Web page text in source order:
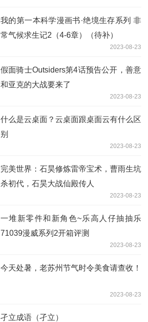
我的第一本科学漫画书·绝境生存系列 非
常气候求生记2（4-6章）（待补）
2023-08-23
假面骑士Outsiders第4话预告公开，善意
和亚克的大战要来了
2023-08-23
什么是云桌面？云桌面跟桌面云有什么区
别
2023-08-23
完美世界：石昊修炼雷帝宝术，曹雨生坑
杀初代，石昊大战仙殿传人
2023-08-23
一堆新零件和新角色~乐高人仔抽抽乐
71039漫威系列2开箱评测
2023-08-23
今天处暑，老苏州节气时令美食请查收！
2023-08-23
孑立成语（孑立）